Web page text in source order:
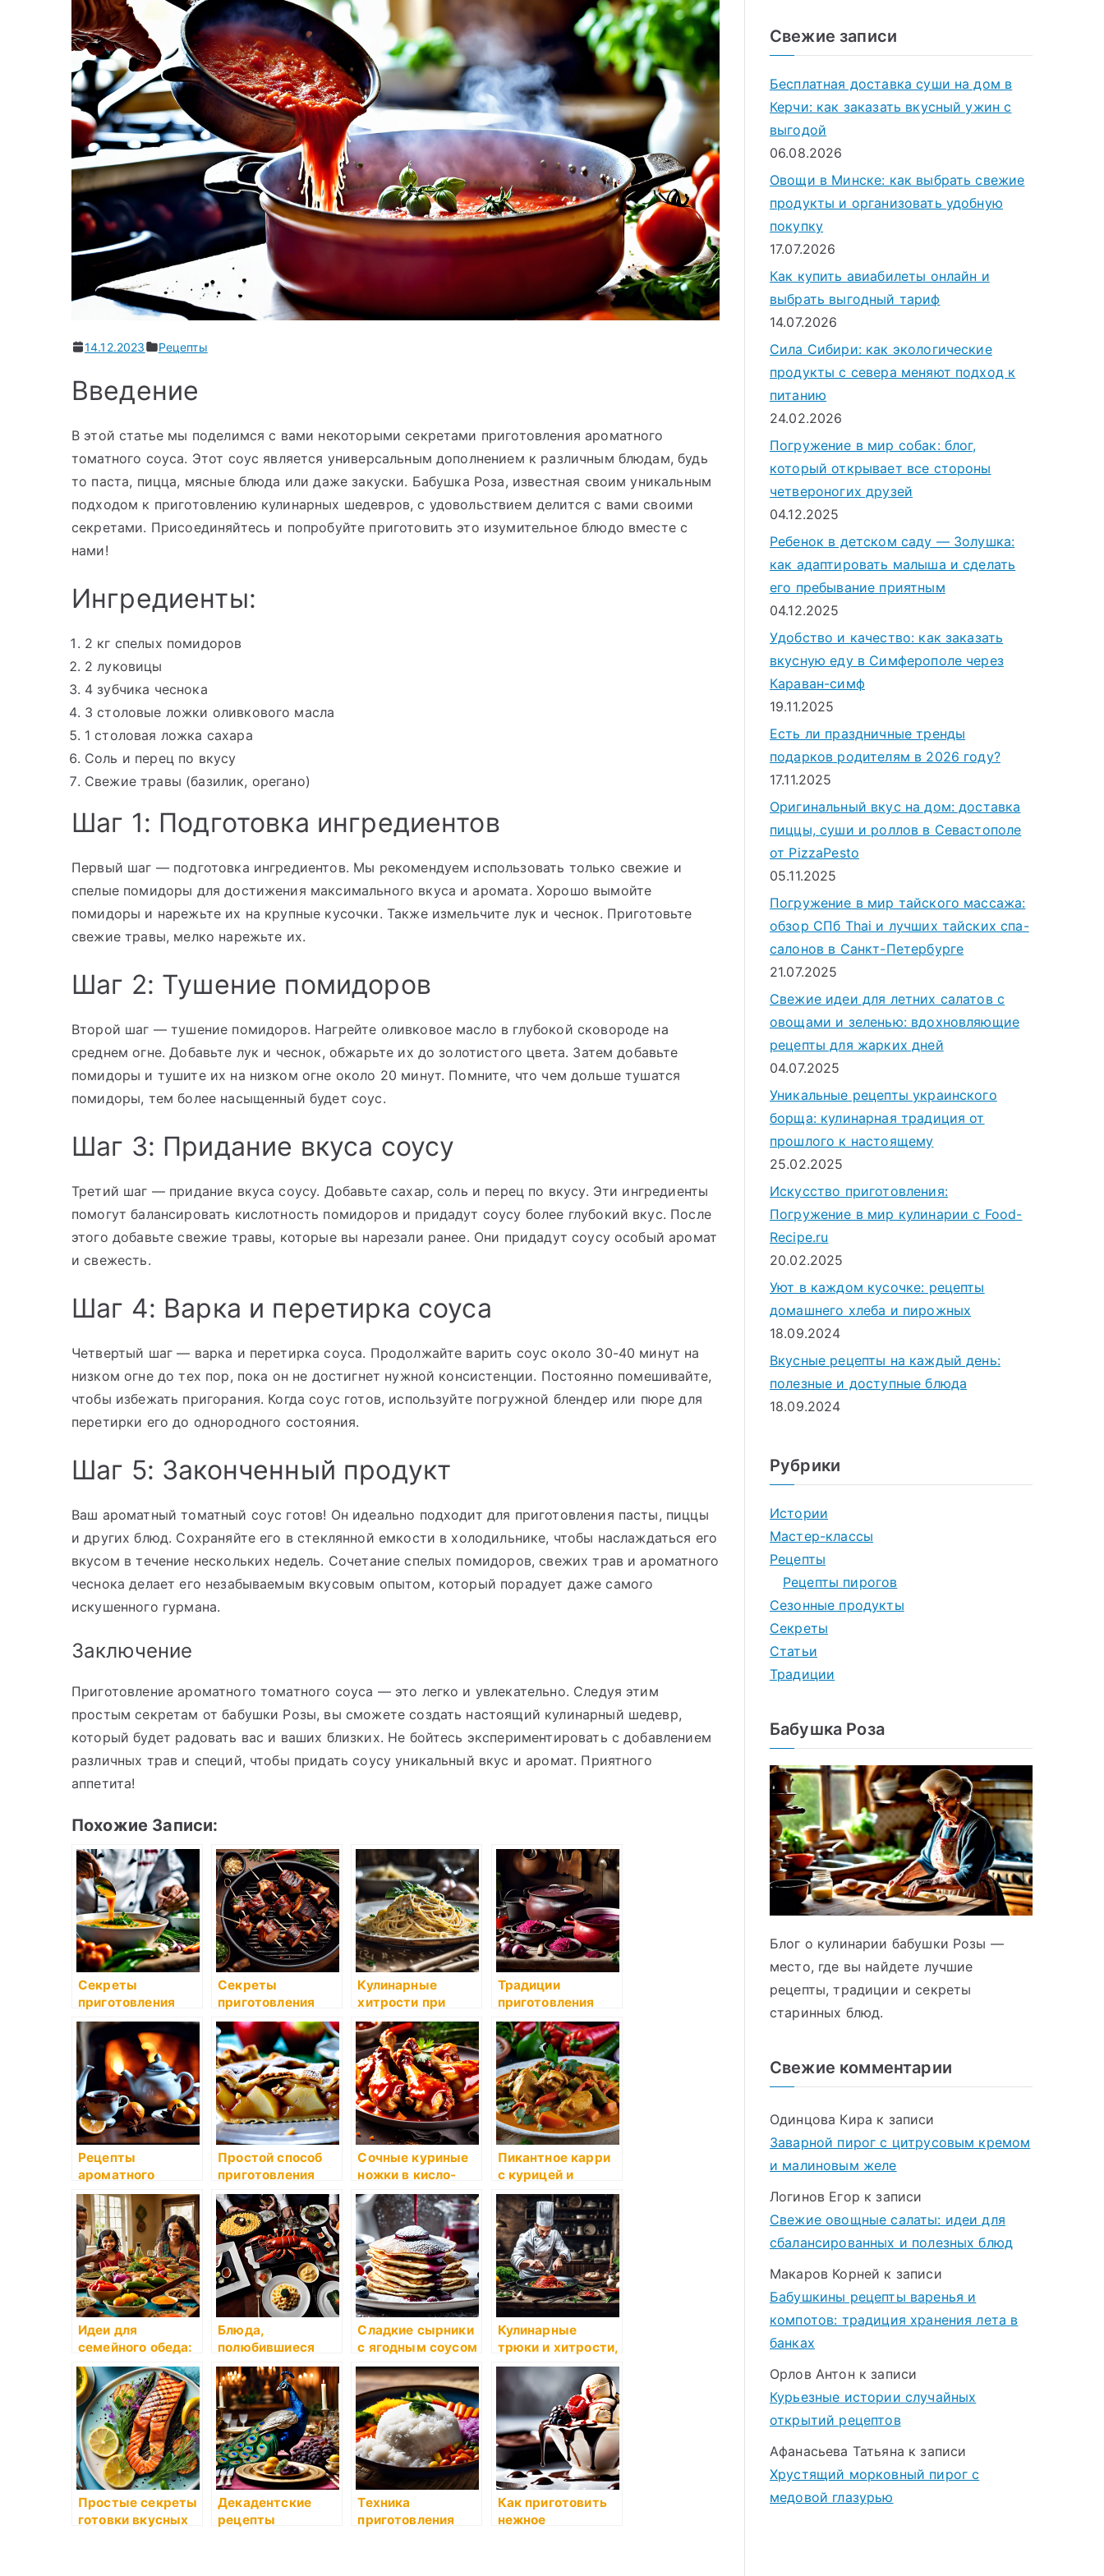
14.12.2023 Рецепты
Введение
В этой статье мы поделимся с вами некоторыми секретами приготовления ароматного
томатного соуса. Этот соус является универсальным дополнением к различным блюдам, будь
то паста, пицца, мясные блюда или даже закуски. Бабушка Роза, известная своим уникальным
подходом к приготовлению кулинарных шедевров, с удовольствием делится с вами своими
секретами. Присоединяйтесь и попробуйте приготовить это изумительное блюдо вместе с
нами!
Ингредиенты:
2 кг спелых помидоров
2 луковицы
4 зубчика чеснока
3 столовые ложки оливкового масла
1 столовая ложка сахара
Соль и перец по вкусу
Свежие травы (базилик, орегано)
Шаг 1: Подготовка ингредиентов
Первый шаг — подготовка ингредиентов. Мы рекомендуем использовать только свежие и
спелые помидоры для достижения максимального вкуса и аромата. Хорошо вымойте
помидоры и нарежьте их на крупные кусочки. Также измельчите лук и чеснок. Приготовьте
свежие травы, мелко нарежьте их.
Шаг 2: Тушение помидоров
Второй шаг — тушение помидоров. Нагрейте оливковое масло в глубокой сковороде на
среднем огне. Добавьте лук и чеснок, обжарьте их до золотистого цвета. Затем добавьте
помидоры и тушите их на низком огне около 20 минут. Помните, что чем дольше тушатся
помидоры, тем более насыщенный будет соус.
Шаг 3: Придание вкуса соусу
Третий шаг — придание вкуса соусу. Добавьте сахар, соль и перец по вкусу. Эти ингредиенты
помогут балансировать кислотность помидоров и придадут соусу более глубокий вкус. После
этого добавьте свежие травы, которые вы нарезали ранее. Они придадут соусу особый аромат
и свежесть.
Шаг 4: Варка и перетирка соуса
Четвертый шаг — варка и перетирка соуса. Продолжайте варить соус около 30-40 минут на
низком огне до тех пор, пока он не достигнет нужной консистенции. Постоянно помешивайте,
чтобы избежать пригорания. Когда соус готов, используйте погружной блендер или пюре для
перетирки его до однородного состояния.
Шаг 5: Законченный продукт
Ваш ароматный томатный соус готов! Он идеально подходит для приготовления пасты, пиццы
и других блюд. Сохраняйте его в стеклянной емкости в холодильнике, чтобы наслаждаться его
вкусом в течение нескольких недель. Сочетание спелых помидоров, свежих трав и ароматного
чеснока делает его незабываемым вкусовым опытом, который порадует даже самого
искушенного гурмана.
Заключение
Приготовление ароматного томатного соуса — это легко и увлекательно. Следуя этим
простым секретам от бабушки Розы, вы сможете создать настоящий кулинарный шедевр,
который будет радовать вас и ваших близких. Не бойтесь экспериментировать с добавлением
различных трав и специй, чтобы придать соусу уникальный вкус и аромат. Приятного
аппетита!
Похожие Записи:
Секреты
приготовления
ароматного супа-
пюре
Секреты
приготовления
пикантных
маринадов для
шашлыка
Кулинарные
хитрости при
приготовлении
самых
популярных блюд
Традиции
приготовления
вкусного борща:
секреты бабушки
Розы
Рецепты
ароматного
глинтвейна для
зимних вечеров
Простой способ
приготовления
пирога с яблоками
Сочные куриные
ножки в кисло-
сладком соусе
Пикантное карри
с курицей и
овощами
Идеи для
семейного обеда:
приемы
приготовления
пищи для всей
семьи
Блюда,
полюбившиеся
знаменитостям
Сладкие сырники
с ягодным соусом
Кулинарные
трюки и хитрости,
которые помогут
вам стать
настоящим
мастером
Простые секреты
готовки вкусных
Декадентские
рецепты
Техника
приготовления
Как приготовить
нежное
Свежие записи
Бесплатная доставка суши на дом в
Керчи: как заказать вкусный ужин с
выгодой
06.08.2026
Овощи в Минске: как выбрать свежие
продукты и организовать удобную
покупку
17.07.2026
Как купить авиабилеты онлайн и
выбрать выгодный тариф
14.07.2026
Сила Сибири: как экологические
продукты с севера меняют подход к
питанию
24.02.2026
Погружение в мир собак: блог,
который открывает все стороны
четвероногих друзей
04.12.2025
Ребенок в детском саду — Золушка:
как адаптировать малыша и сделать
его пребывание приятным
04.12.2025
Удобство и качество: как заказать
вкусную еду в Симферополе через
Караван-симф
19.11.2025
Есть ли праздничные тренды
подарков родителям в 2026 году?
17.11.2025
Оригинальный вкус на дом: доставка
пиццы, суши и роллов в Севастополе
от PizzaPesto
05.11.2025
Погружение в мир тайского массажа:
обзор СПб Thai и лучших тайских спа-
салонов в Санкт-Петербурге
21.07.2025
Свежие идеи для летних салатов с
овощами и зеленью: вдохновляющие
рецепты для жарких дней
04.07.2025
Уникальные рецепты украинского
борща: кулинарная традиция от
прошлого к настоящему
25.02.2025
Искусство приготовления:
Погружение в мир кулинарии с Food-
Recipe.ru
20.02.2025
Уют в каждом кусочке: рецепты
домашнего хлеба и пирожных
18.09.2024
Вкусные рецепты на каждый день:
полезные и доступные блюда
18.09.2024
Рубрики
Истории
Мастер-классы
Рецепты
Рецепты пирогов
Сезонные продукты
Секреты
Статьи
Традиции
Бабушка Роза
Блог о кулинарии бабушки Розы —
место, где вы найдете лучшие
рецепты, традиции и секреты
старинных блюд.
Свежие комментарии
Одинцова Кира к записи
Заварной пирог с цитрусовым кремом
и малиновым желе
Логинов Егор к записи
Свежие овощные салаты: идеи для
сбалансированных и полезных блюд
Макаров Корней к записи
Бабушкины рецепты варенья и
компотов: традиция хранения лета в
банках
Орлов Антон к записи
Курьезные истории случайных
открытий рецептов
Афанасьева Татьяна к записи
Хрустящий морковный пирог с
медовой глазурью